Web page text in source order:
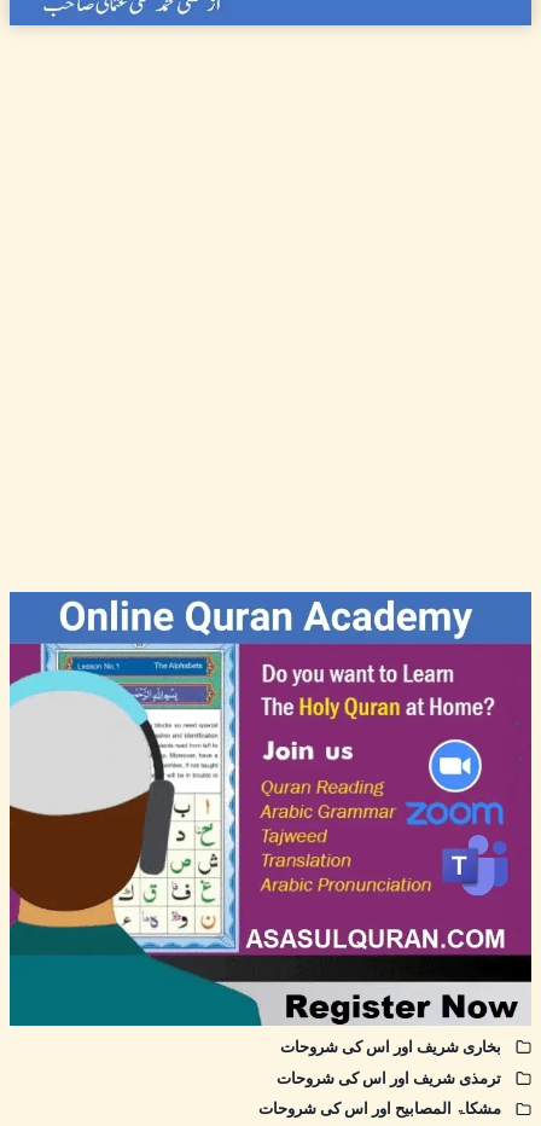
بخاری شریف اور اس کی شروحات
ترمذی شریف اور اس کی شروحات
مشکاۃ المصابیح اور اس کی شروحات